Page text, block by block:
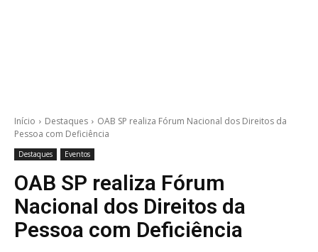
Início Destaques
OAB SP realiza Fórum Nacional dos Direitos da
Pessoa com Deficiência
Destaques Eventos
OAB SP realiza Fórum
Nacional dos Direitos da
Pessoa com Deficiência